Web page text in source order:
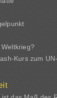
Kurs zum